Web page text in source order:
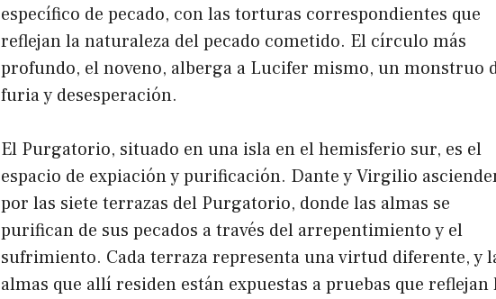
específico de pecado, con las torturas correspondientes que
reflejan la naturaleza del pecado cometido. El círculo más
profundo, el noveno, alberga a Lucifer mismo, un monstruo
furia y desesperación.
El Purgatorio, situado en una isla en el hemisferio sur, es el
espacio de expiación y purificación. Dante y Virgilio
por las siete terrazas del Purgatorio, donde las almas se
purifican de sus pecados a través del arrepentimiento y el
sufrimiento. Cada terraza representa una virtud diferente, y
almas que allí residen están expuestas a pruebas que reflejan